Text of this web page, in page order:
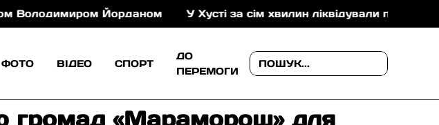
Йорданом У Хусті за сім хвилин ліквідували пожежу в
ФОТО ВІДЕО СПОРТ
ДО
ПЕРЕМОГИ
громад «Мараморош» для